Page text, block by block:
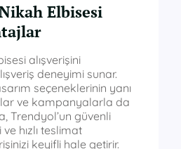
Elbisesi
alışverişini
deneyimi sunar.
seçeneklerinin yanı
ve kampanyalarla da
Trendyol’un güvenli
hızlı teslimat
keyifli hale getirir.